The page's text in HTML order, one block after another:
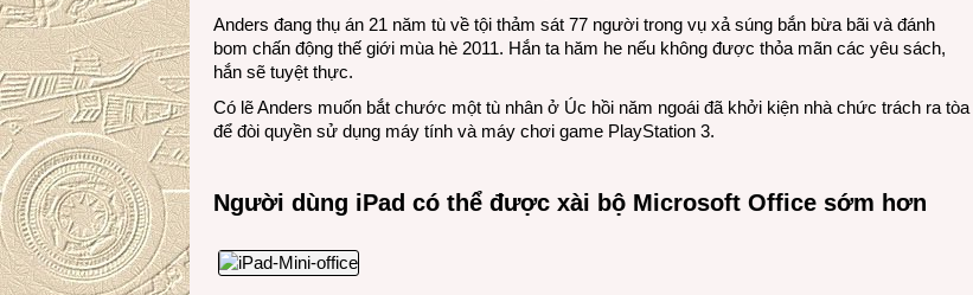
Anders đang thụ án 21 năm tù về tội thảm sát 77 người trong vụ xả súng bắn bừa bãi và đánh
bom chấn động thế giới mùa hè 2011. Hắn ta hăm he nếu không được thỏa mãn các yêu sách,
hắn sẽ tuyệt thực.
Có lẽ Anders muốn bắt chước một tù nhân ở Úc hồi năm ngoái đã khởi kiện nhà chức trách ra tòa
để đòi quyền sử dụng máy tính và máy chơi game PlayStation 3.
Người dùng iPad có thể được xài bộ Microsoft Office sớm hơn